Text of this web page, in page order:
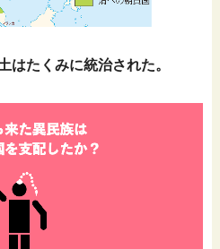
はたくみに統治された。